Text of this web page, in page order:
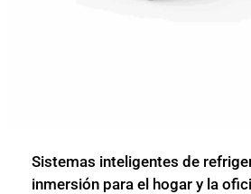
Sistemas inteligentes de
inmersión para el hogar y la